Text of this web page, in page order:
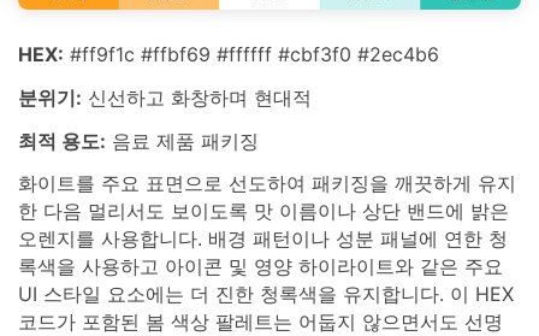
HEX: #ff9f1c #ffbf69 #ffffff #cbf3f0 #2ec4b6
분위기: 신선하고 화창하며 현대적
최적 용도: 음료 제품 패키징
화이트를 주요 표면으로 선도하여 패키징을 깨끗하게 유지
한 다음 멀리서도 보이도록 맛 이름이나 상단 밴드에 밝은
오렌지를 사용합니다. 배경 패턴이나 성분 패널에 연한 청
록색을 사용하고 아이콘 및 영양 하이라이트와 같은 주요
UI 스타일 요소에는 더 진한 청록색을 유지합니다. 이 HEX
코드가 포함된 봄 색상 팔레트는 어둡지 않으면서도 선명